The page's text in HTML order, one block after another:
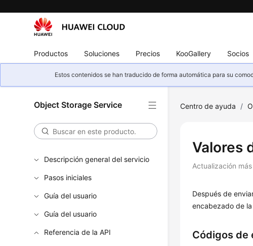
Productos Soluciones Precios KooGallery Socios
Estos contenidos se han traducido de forma automática para su
Object Storage Service
Descripción general del servicio
Pasos iniciales
Guía del usuario
Guía del usuario
Referencia de la API
Centro de ayuda /
Valores
Actualización
Después de
encabezado de
Códigos de